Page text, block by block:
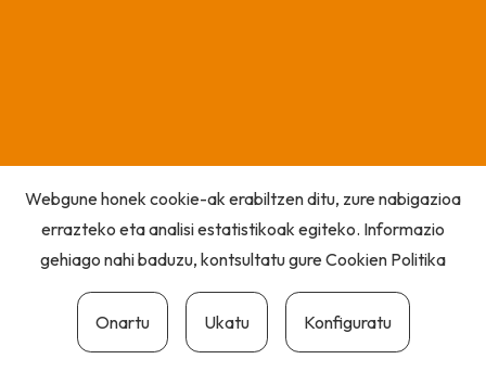
Webgune honek cookie-ak erabiltzen ditu, zure nabigazioa
errazteko eta analisi estatistikoak egiteko. Informazio
gehiago nahi baduzu, kontsultatu gureCookien Politika
Onartu Ukatu Konfiguratu